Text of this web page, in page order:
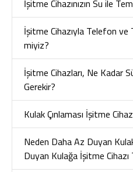
İşitme Cihazınızın Su ile
İşitme Cihazıyla Telefon
miyiz?
İşitme Cihazları, Ne Kadar
Gerekir?
Kulak Çınlaması İşitme
Neden Daha Az Duyan
Duyan Kulağa İşitme Cihazı